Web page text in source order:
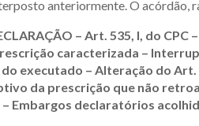
anteriormente. O acórdão,
– Art. 535, I, do CPC
caracterizada –
executado – Alteração do Art.
da prescrição que não
– Embargos declaratórios